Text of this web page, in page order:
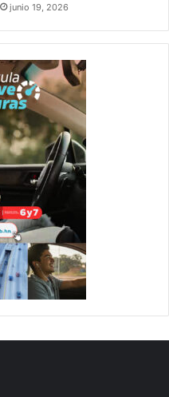
junio 19, 2026